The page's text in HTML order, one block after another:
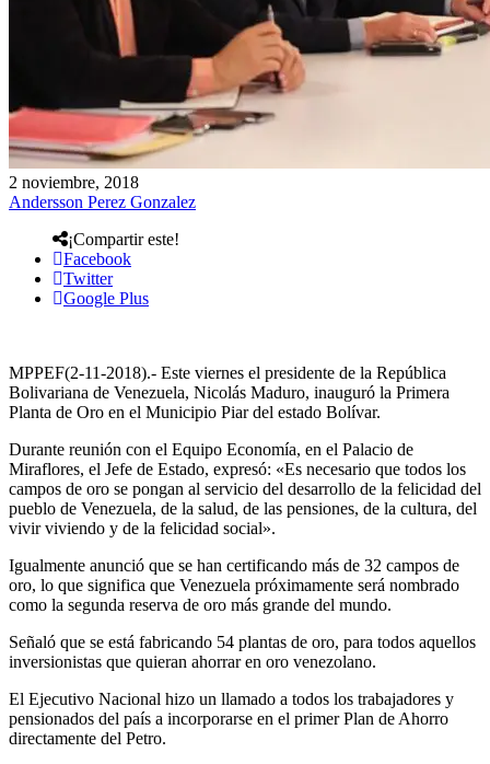
2 noviembre, 2018
Andersson Perez Gonzalez
¡Compartir este!
Facebook
Twitter
Google Plus
MPPEF(2-11-2018).- Este viernes el presidente de la República
Bolivariana de Venezuela, Nicolás Maduro, inauguró la Primera
Planta de Oro en el Municipio Piar del estado Bolívar.
Durante reunión con el Equipo Economía, en el Palacio de
Miraflores, el Jefe de Estado, expresó: «Es necesario que todos los
campos de oro se pongan al servicio del desarrollo de la felicidad del
pueblo de Venezuela, de la salud, de las pensiones, de la cultura, del
vivir viviendo y de la felicidad social».
Igualmente anunció que se han certificando más de 32 campos de
oro, lo que significa que Venezuela próximamente será nombrado
como la segunda reserva de oro más grande del mundo.
Señaló que se está fabricando 54 plantas de oro, para todos aquellos
inversionistas que quieran ahorrar en oro venezolano.
El Ejecutivo Nacional hizo un llamado a todos los trabajadores y
pensionados del país a incorporarse en el primer Plan de Ahorro
directamente del Petro.